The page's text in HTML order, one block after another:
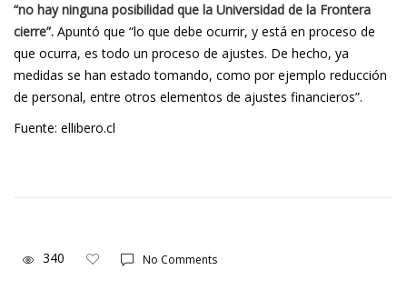
“no hay ninguna posibilidad que la Universidad de la Frontera
cierre”. Apuntó que “lo que debe ocurrir, y está en proceso de
que ocurra, es todo un proceso de ajustes. De hecho, ya
medidas se han estado tomando, como por ejemplo reducción
de personal, entre otros elementos de ajustes financieros”.
Fuente: ellibero.cl
340 No Comments